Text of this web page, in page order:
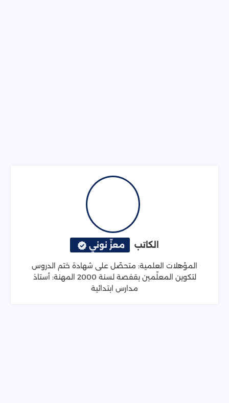
الكاتب معزّ نوني
المؤهلات العلمية: متحصّل على شهادة ختم الدروس
لتكوين المعلّمين بقفصة لسنة 2000 المهنة: أستاذ
مدارس ابتدائية